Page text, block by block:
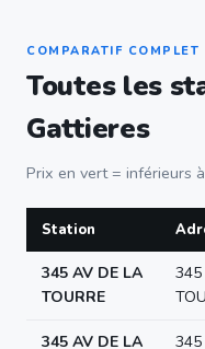
COMPARATIF COMPLET
Toutes les
Gattieres
Prix en vert = inférieurs
Station
345 AV DE LA
TOURRE
345
345 AV DE LA
345